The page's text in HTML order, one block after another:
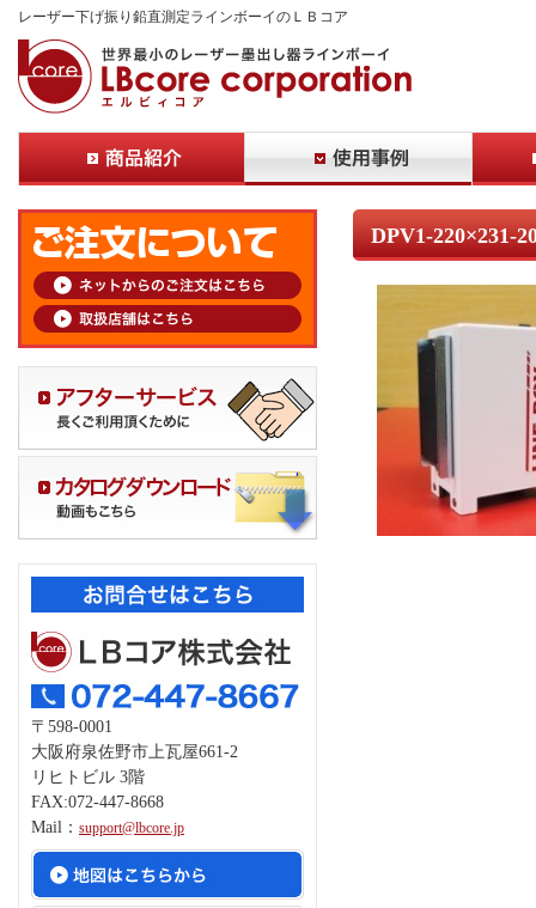
レーザー下げ振り鉛直測定ラインボーイのＬＢコア
DPV1-220×231-
〒598-0001
大阪府泉佐野市上瓦屋661-2
リヒトビル 3階
FAX:072-447-8668
Mail： support@lbcore.jp